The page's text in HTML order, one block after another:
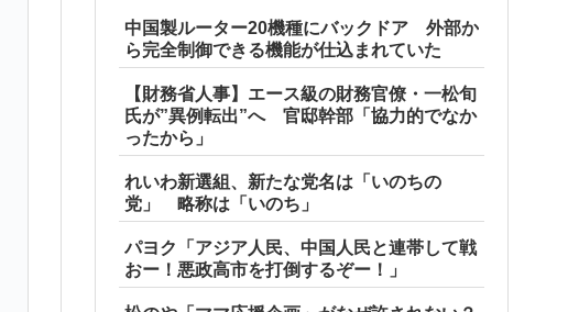
中国製ルーター20機種にバックドア 外部か
ら完全制御できる機能が仕込まれていた
【財務省人事】エース級の財務官僚・一松旬
氏が”異例転出”へ 官邸幹部「協力的でなか
ったから」
れいわ新選組、新たな党名は「いのちの
党」 略称は「いのち」
パヨク「アジア人民、中国人民と連帯して戦
おー！悪政高市を打倒するぞー！」